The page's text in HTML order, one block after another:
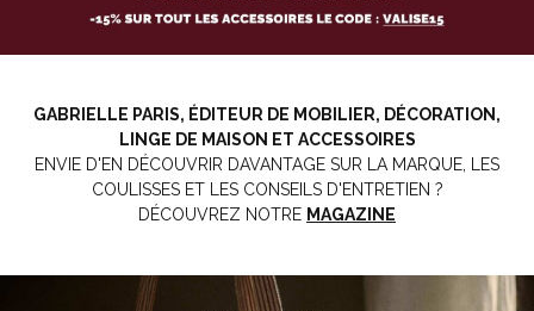
GABRIELLE PARIS, ÉDITEUR DE MOBILIER, DÉCORATION,
LINGE DE MAISON ET ACCESSOIRES
ENVIE D'EN DÉCOUVRIR DAVANTAGE SUR LA MARQUE, LES
COULISSES ET LES CONSEILS D'ENTRETIEN ?
DÉCOUVREZ NOTRE MAGAZINE